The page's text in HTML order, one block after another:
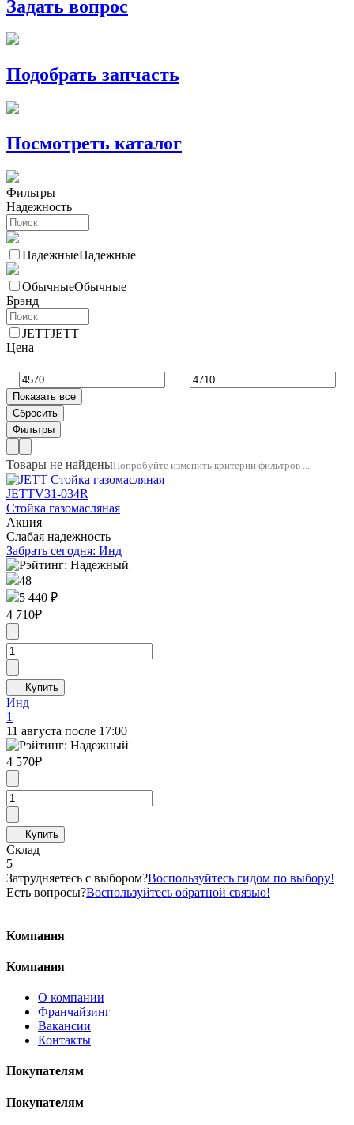
Задать вопрос
Подобрать запчасть
Посмотреть каталог
Фильтры
Надежность
НадежныеНадежные
ОбычныеОбычные
Брэнд
JETTJETT
Цена
Товары не найденыПопробуйте изменить критерии фильтров ...
JETTV31-034R
Стойка газомасляная
Акция
Слабая надежность
Забрать сегодня: Инд
48
5 440 ₽
4 710₽
Инд
1
11 августа после 17:00
4 570₽
Склад
5
Затрудняетесь с выбором?Воспользуйтесь гидом по выбору!
Есть вопросы?Воспользуйтесь обратной связью!
Компания
Компания
О компании
Франчайзинг
Вакансии
Контакты
Покупателям
Покупателям